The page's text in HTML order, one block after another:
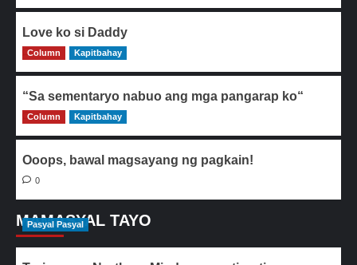
Love ko si Daddy
0
Column Kapitbahay
“Sa sementaryo nabuo ang mga pangarap ko“
0
Column Kapitbahay
Ooops, bawal magsayang ng pagkain!
0
MAMASYAL TAYO
Pasyal Pasyal